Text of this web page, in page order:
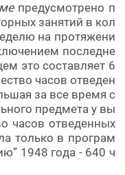
предусмотрено п
занятий в кол
на протяжени
последне
это составляет 6
часов отведен
за все время с
предмета у вы
часов отведенных
только в програм
1948 года - 640 ч